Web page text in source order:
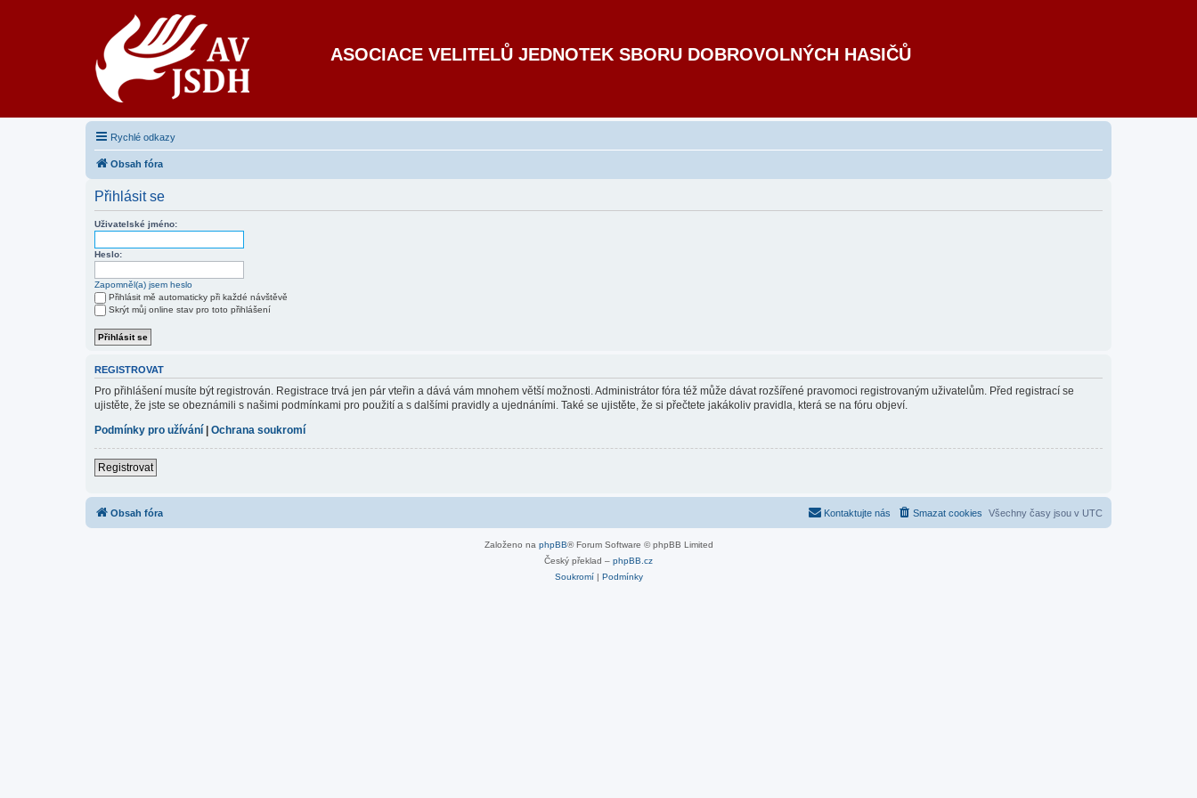
ASOCIACE VELITELŮ JEDNOTEK SBORU DOBROVOLNÝCH HASIČŮ
Rychlé odkazy
Obsah fóra
Přihlásit se
Uživatelské jméno:
Heslo:
Zapomněl(a) jsem heslo
Přihlásit mě automaticky při každé návštěvě
Skrýt můj online stav pro toto přihlášení
REGISTROVAT
Pro přihlášení musíte být registrován. Registrace trvá jen pár vteřin a dává vám mnohem větší možnosti. Administrátor fóra též může dávat rozšířené pravomoci registrovaným uživatelům. Před registrací se
ujistěte, že jste se obeznámili s našimi podmínkami pro použití a s dalšími pravidly a ujednáními. Také se ujistěte, že si přečtete jakákoliv pravidla, která se na fóru objeví.
Podmínky pro užívání | Ochrana soukromí
Registrovat
Obsah fóra Všechny časy jsou v UTC
Smazat cookies
Kontaktujte nás
Založeno na phpBB® Forum Software © phpBB Limited
Český překlad – phpBB.cz
Soukromí| Podmínky